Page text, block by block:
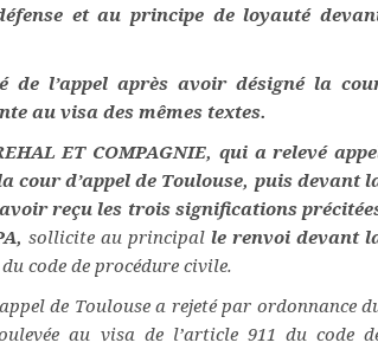
et au principe de loyauté
de l’appel après avoir désigné la
au visa des mêmes textes.
ET COMPAGNIE, qui a relevé
cour d’appel de Toulouse, puis devant
reçu les trois significations
sollicite au principal le renvoi devant
code de procédure civile.
de Toulouse a rejeté par ordonnance
au visa de l’article 911 du code